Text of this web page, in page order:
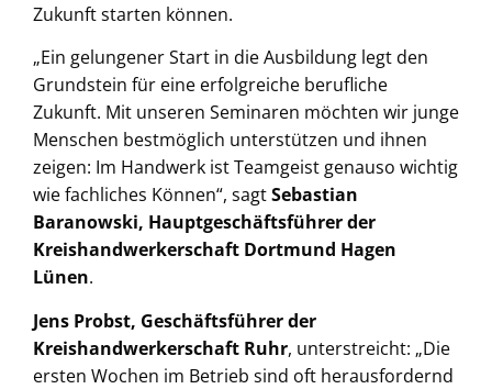
Zukunft starten können.
„Ein gelungener Start in die Ausbildung legt den
Grundstein für eine erfolgreiche berufliche
Zukunft. Mit unseren Seminaren möchten wir junge
Menschen bestmöglich unterstützen und ihnen
zeigen: Im Handwerk ist Teamgeist genauso wichtig
wie fachliches Können“, sagtSebastian
Baranowski, Hauptgeschäftsführer der
Kreishandwerkerschaft Dortmund Hagen
Lünen.
Jens Probst, Geschäftsführer der
Kreishandwerkerschaft Ruhr, unterstreicht: „Die
ersten Wochen im Betrieb sind oft herausfordernd